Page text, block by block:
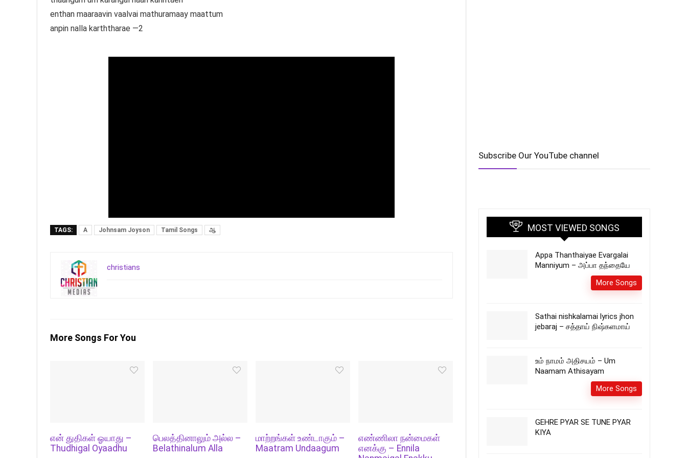
enthan maaraavin vaalvai mathuramaay maattum
anpin nalla karththarae —2
TAGS: A Johnsam Joyson Tamil Songs ஆ
christians
More Songs For You
என் துதிகள் ஓயாது –
Thudhigal Oyaadhu
பெலத்தினாலும் அல்ல –
Belathinalum Alla
மாற்றங்கள் உண்டாகும் –
Maatram Undaagum
எண்ணிலா நன்மைகள்
எனக்கு – Ennila
Subscribe Our YouTube channel
MOST VIEWED SONGS
Appa Thanthaiyae Evargalai
Manniyum – அப்பா தந்தையே
More Songs
Sathai nishkalamai lyrics jhon
jebaraj – சத்தாய் நிஷ்களமாய்
உம் நாமம் அதிசயம் – Um
Naamam Athisayam
More Songs
GEHRE PYAR SE TUNE PYAR
KIYA